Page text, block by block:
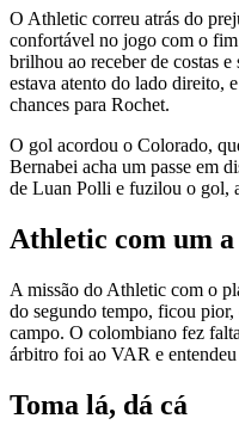
O Athletic correu atrás do
confortável no jogo com o
brilhou ao receber de costas
estava atento do lado direito,
chances para Rochet.
O gol acordou o Colorado,
Bernabei acha um passe em
de Luan Polli e fuzilou o gol,
Athletic com um a
A missão do Athletic com o
do segundo tempo, ficou
campo. O colombiano fez
árbitro foi ao VAR e
Toma lá, dá cá